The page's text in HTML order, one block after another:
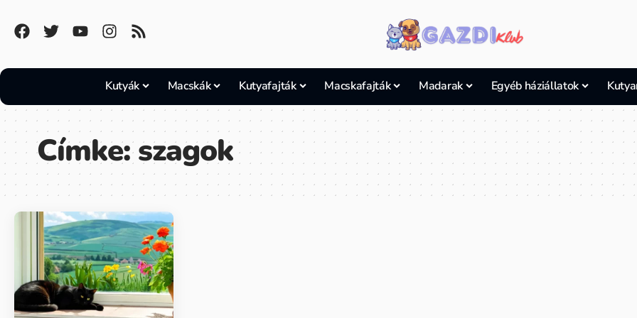
Kutyák Macskák Kutyafajták Macskafajták Madarak Egyéb háziállatok
Címke:szagok